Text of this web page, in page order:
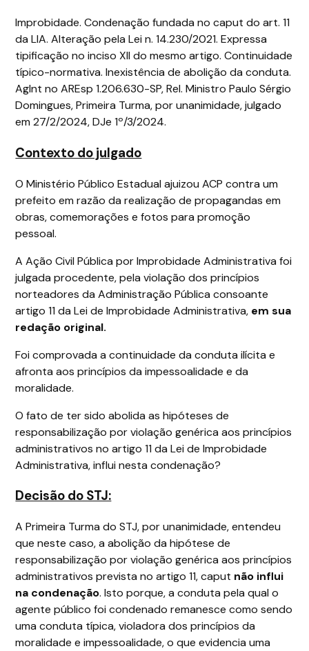
Improbidade. Condenação fundada no caput do art. 11
da LIA. Alteração pela Lei n. 14.230/2021. Expressa
tipificação no inciso XII do mesmo artigo. Continuidade
típico-normativa. Inexistência de abolição da conduta.
AgInt no AREsp 1.206.630-SP, Rel. Ministro Paulo Sérgio
Domingues, Primeira Turma, por unanimidade, julgado
em 27/2/2024, DJe 1º/3/2024.
Contexto do julgado
O Ministério Público Estadual ajuizou ACP contra um
prefeito em razão da realização de propagandas em
obras, comemorações e fotos para promoção
pessoal.
A Ação Civil Pública por Improbidade Administrativa foi
julgada procedente, pela violação dos princípios
norteadores da Administração Pública consoante
artigo 11 da Lei de Improbidade Administrativa, em sua
redação original.
Foi comprovada a continuidade da conduta ilícita e
afronta aos princípios da impessoalidade e da
moralidade.
O fato de ter sido abolida as hipóteses de
responsabilização por violação genérica aos princípios
administrativos no artigo 11 da Lei de Improbidade
Administrativa, influi nesta condenação?
Decisão do STJ:
A Primeira Turma do STJ, por unanimidade, entendeu
que neste caso, a abolição da hipótese de
responsabilização por violação genérica aos princípios
administrativos prevista no artigo 11, caput não influi
na condenação. Isto porque, a conduta pela qual o
agente público foi condenado remanesce como sendo
uma conduta típica, violadora dos princípios da
moralidade e impessoalidade, o que evidencia uma